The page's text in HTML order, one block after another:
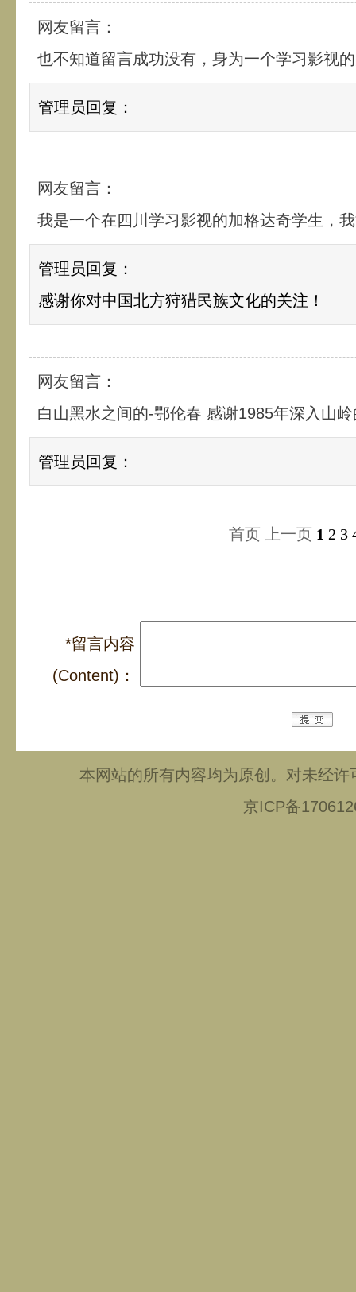
网友留言：
也不知道留言成功没有，身为一个学习影视
管理员回复：
网友留言：
我是一个在四川学习影视的加格达奇学生，
管理员回复：
感谢你对中国北方狩猎民族文化的关注！
网友留言：
白山黑水之间的-鄂伦春 感谢1985年深入山
管理员回复：
首页 上一页 1 2 3
*留言内容
(Content)：
本网站的所有内容均为原创。对未经
京ICP备